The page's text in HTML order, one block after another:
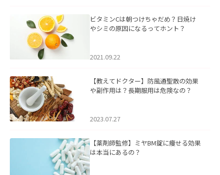
ビタミンCは朝つけちゃだめ？日焼け
やシミの原因になるってホント？
2021.09.22
【教えてドクター】防風通聖散の効果
や副作用は？長期服用は危険なの？
2023.07.27
【薬剤師監修】ミヤBM錠に痩せる効果
は本当にあるの？